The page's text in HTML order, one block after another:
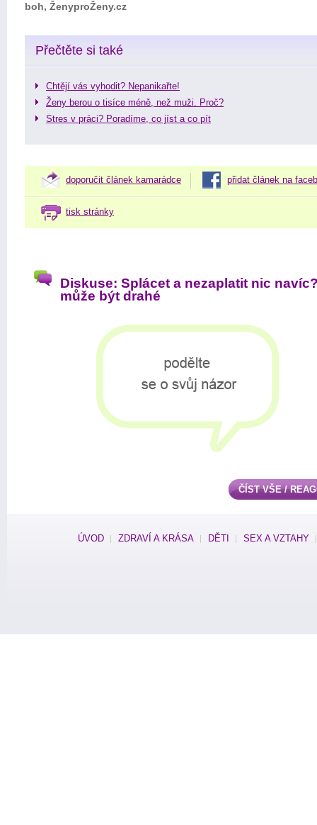
boh, ŽenyproŽeny.cz
Přečtěte si také
Chtějí vás vyhodit? Nepanikařte!
Ženy berou o tisíce méně, než muži. Proč?
Stres v práci? Poradíme, co jíst a co pít
doporučit článek kamarádce přidat článek na
tisk stránky
Diskuse: Splácet a nezaplatit nic
může být drahé
ČÍST VŠE /
ÚVOD ZDRAVÍ A KRÁSA DĚTI SEX A VZTAHY